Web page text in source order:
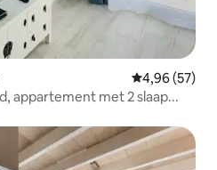
Gemiddelde
4,96 (57)
appartement met 2 slaap...